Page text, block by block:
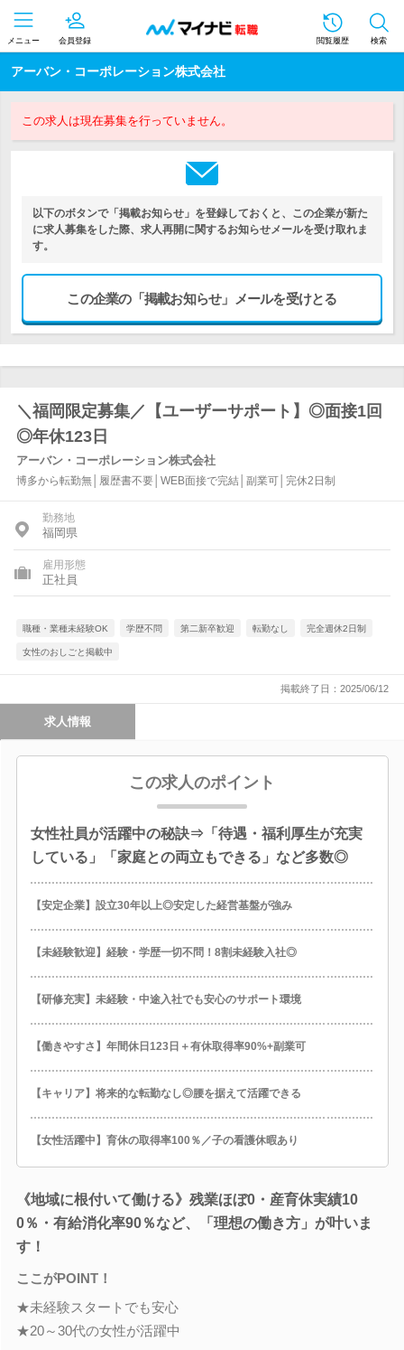
メニュー 会員登録 閲覧履歴 検索
アーバン・コーポレーション株式会社
この求人は現在募集を行っていません。
以下のボタンで「掲載お知らせ」を登録しておくと、この企業が新た
に求人募集をした際、求人再開に関するお知らせメールを受け取れま
す。
この企業の「掲載お知らせ」メールを受けとる
＼福岡限定募集／【ユーザーサポート】◎面接1回
◎年休123日
アーバン・コーポレーション株式会社
博多から転勤無│履歴書不要│WEB面接で完結│副業可│完休2日制
勤務地
福岡県
雇用形態
正社員
職種・業種未経験OK 学歴不問 第二新卒歓迎 転勤なし 完全週休2日制
女性のおしごと掲載中
掲載終了日：2025/06/12
求人情報
この求人のポイント
女性社員が活躍中の秘訣⇒「待遇・福利厚生が充実
している」「家庭との両立もできる」など多数◎
【安定企業】設立30年以上◎安定した経営基盤が強み
【未経験歓迎】経験・学歴一切不問！8割未経験入社◎
【研修充実】未経験・中途入社でも安心のサポート環境
【働きやすさ】年間休日123日＋有休取得率90%+副業可
【キャリア】将来的な転勤なし◎腰を据えて活躍できる
【女性活躍中】育休の取得率100％／子の看護休暇あり
《地域に根付いて働ける》残業ほぼ0・産育休実績10
0％・有給消化率90％など、「理想の働き方」が叶いま
す！
ここがPOINT！
★未経験スタートでも安心
★20～30代の女性が活躍中